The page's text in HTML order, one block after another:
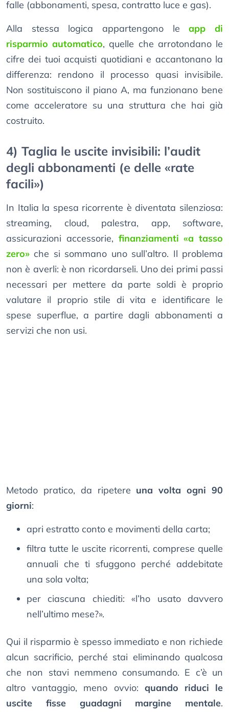
falle (abbonamenti, spesa, contratto luce e gas).
Alla stessa logica appartengono leapp di
risparmio automatico, quelle che arrotondano le
cifre dei tuoi acquisti quotidiani e accantonano la
differenza: rendono il processo quasi invisibile.
Non sostituiscono il piano A, ma funzionano bene
come acceleratore su una struttura che hai già
costruito.
4) Taglia le uscite invisibili: l’audit
degli abbonamenti (e delle «rate
facili»)
In Italia la spesa ricorrente è diventata silenziosa:
streaming, cloud, palestra, app, software,
assicurazioni accessorie, finanziamenti «a tasso
zero» che si sommano uno sull’altro. Il problema
non è averli: è non ricordarseli. Uno dei primi passi
necessari per mettere da parte soldi è proprio
valutare il proprio stile di vita e identificare le
spese superflue, a partire dagli abbonamenti a
servizi che non usi.
Metodo pratico, da ripetere una volta ogni 90
giorni:
apri estratto conto e movimenti della carta;
filtra tutte le uscite ricorrenti, comprese quelle
annuali che ti sfuggono perché addebitate
una sola volta;
per ciascuna chiediti: «l’ho usato davvero
nell’ultimo mese?».
Qui il risparmio è spesso immediato e non richiede
alcun sacrificio, perché stai eliminando qualcosa
che non stavi nemmeno consumando. E c’è un
altro vantaggio, meno ovvio: quando riduci le
uscite fisse guadagni margine mentale.